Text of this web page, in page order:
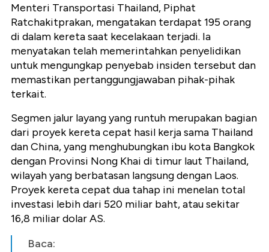
Menteri Transportasi Thailand, Piphat
Ratchakitprakan, mengatakan terdapat 195 orang
di dalam kereta saat kecelakaan terjadi. Ia
menyatakan telah memerintahkan penyelidikan
untuk mengungkap penyebab insiden tersebut dan
memastikan pertanggungjawaban pihak-pihak
terkait.
Segmen jalur layang yang runtuh merupakan bagian
dari proyek kereta cepat hasil kerja sama Thailand
dan China, yang menghubungkan ibu kota Bangkok
dengan Provinsi Nong Khai di timur laut Thailand,
wilayah yang berbatasan langsung dengan Laos.
Proyek kereta cepat dua tahap ini menelan total
investasi lebih dari 520 miliar baht, atau sekitar
16,8 miliar dolar AS.
Baca: